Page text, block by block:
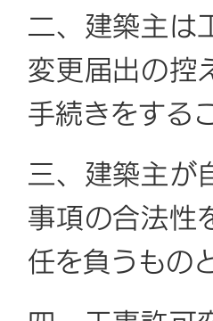
二、建築主は
変更届出の控
手続きをする
三、建築主が
事項の合法性
任を負うもの